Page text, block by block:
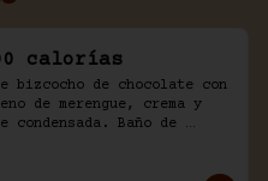
calorías
bizcocho de chocolate con
de merengue, crema y
condensada. Baño de